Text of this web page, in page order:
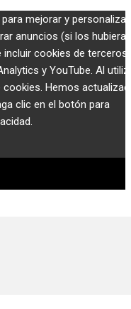
mejorar y
anuncios (si los hubiera).
cookies de terceros,
y YouTube. Al
Hemos
clic en el botón para